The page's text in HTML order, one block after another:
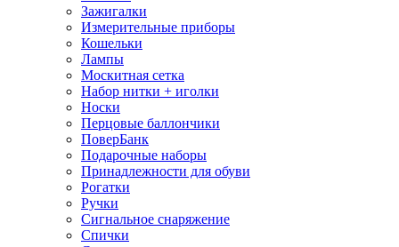
Зажигалки
Измерительные приборы
Кошельки
Лампы
Москитная сетка
Набор нитки + иголки
Носки
Перцовые баллончики
ПоверБанк
Подарочные наборы
Принадлежности для обуви
Рогатки
Ручки
Сигнальное снаряжение
Спички